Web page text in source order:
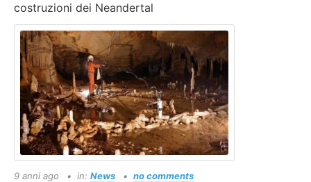
costruzioni dei Neandertal
9 anni ago in: News no comments